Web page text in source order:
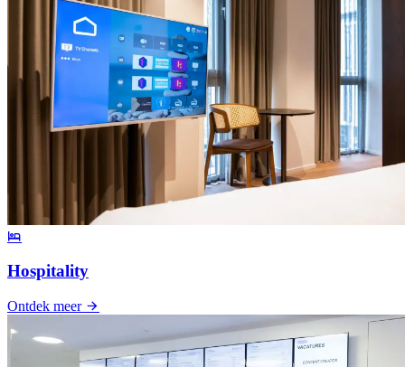
Hospitality
Ontdek meer